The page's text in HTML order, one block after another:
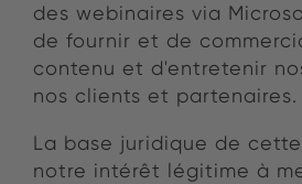
des webinaires via
de fournir et de
contenu et d'entretenir
nos clients et partenaires.
La base juridique de
notre intérêt légitime à